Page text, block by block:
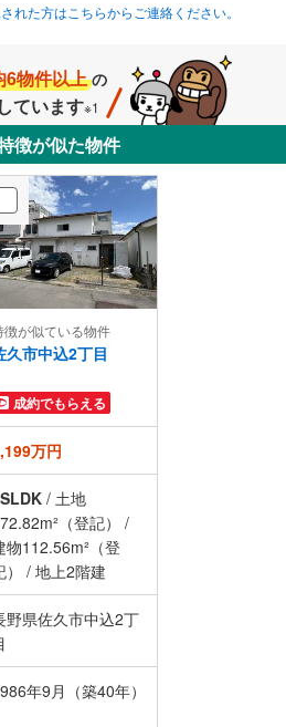
れた方はこちらからご連絡ください。
6物件以上 の
ています※1
徴が似た物件
徴が似ている物件
久市中込2丁目
成約でもらえる
万円
/ 土地
（登記）
/
物112.56m²（登
/ 地上2階建
野県佐久市中込2丁
年9月（築40年）